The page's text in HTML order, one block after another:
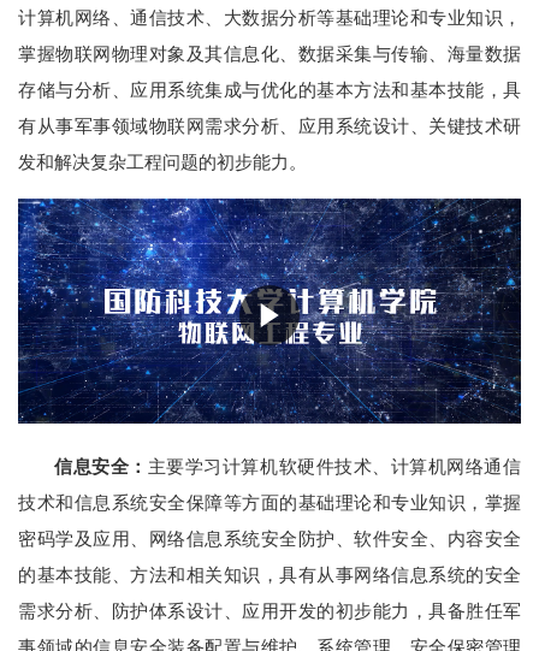
计算机网络、通信技术、大数据分析等基础理论和专业知识，
掌握物联网物理对象及其信息化、数据采集与传输、海量数据
存储与分析、应用系统集成与优化的基本方法和基本技能，具
有从事军事领域物联网需求分析、应用系统设计、关键技术研
发和解决复杂工程问题的初步能力。
信息安全： 主要学习计算机软硬件技术、计算机网络通信
技术和信息系统安全保障等方面的基础理论和专业知识，掌握
密码学及应用、网络信息系统安全防护、软件安全、内容安全
的基本技能、方法和相关知识，具有从事网络信息系统的安全
需求分析、防护体系设计、应用开发的初步能力，具备胜任军